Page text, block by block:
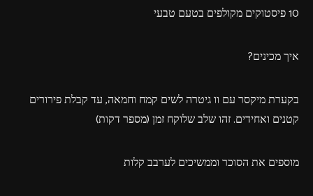
10 פיסטוקים מקולפים בטעם טבעי
איך מכינים?
בקערת מיקסר עם וו גיטרה לשים קמח וחמאה, עד קבלת פירורים
קטנים ואחידים. זהו שלב שלוקח זמן (מספר דקות)
מוספים את הסוכר וממשיכים לערבב קלות